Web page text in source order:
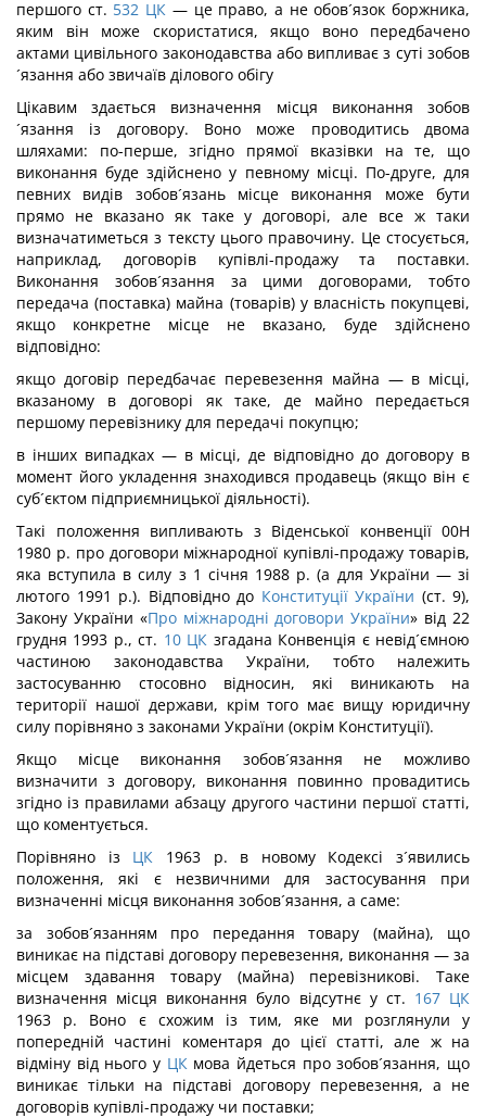
першого ст. 532 ЦК — це право, а не обов´язок боржника,
яким він може скористатися, якщо воно передбачено
актами цивільного законодавства або випливає з суті зобов
´язання або звичаїв ділового обігу
Цікавим здається визначення місця виконання зобов
´язання із договору. Воно може проводитись двома
шляхами: по-перше, згідно прямої вказівки на те, що
виконання буде здійснено у певному місці. По-друге, для
певних видів зобов´язань місце виконання може бути
прямо не вказано як таке у договорі, але все ж таки
визначатиметься з тексту цього правочину. Це стосується,
наприклад, договорів купівлі-продажу та поставки.
Виконання зобов´язання за цими договорами, тобто
передача (поставка) майна (товарів) у власність покупцеві,
якщо конкретне місце не вказано, буде здійснено
відповідно:
якщо договір передбачає перевезення майна — в місці,
вказаному в договорі як таке, де майно передається
першому перевізнику для передачі покупцю;
в інших випадках — в місці, де відповідно до договору в
момент його укладення знаходився продавець (якщо він є
суб´єктом підприємницької діяльності).
Такі положення випливають з Віденської конвенції 00Н
1980 р. про договори міжнародної купівлі-продажу товарів,
яка вступила в силу з 1 січня 1988 р. (а для України — зі
лютого 1991 р.). Відповідно до Конституції України (ст. 9),
Закону України «Про міжнародні договори України» від 22
грудня 1993 р., ст. 10 ЦК згадана Конвенція є невід´ємною
частиною законодавства України, тобто належить
застосуванню стосовно відносин, які виникають на
території нашої держави, крім того має вищу юридичну
силу порівняно з законами України (окрім Конституції).
Якщо місце виконання зобов´язання не можливо
визначити з договору, виконання повинно провадитись
згідно із правилами абзацу другого частини першої статті,
що коментується.
Порівняно із ЦК 1963 р. в новому Кодексі з´явились
положення, які є незвичними для застосування при
визначенні місця виконання зобов´язання, а саме:
за зобов´язанням про передання товару (майна), що
виникає на підставі договору перевезення, виконання — за
місцем здавання товару (майна) перевізникові. Таке
визначення місця виконання було відсутнє у ст. 167 ЦК
1963 р. Воно є схожим із тим, яке ми розглянули у
попередній частині коментаря до цієї статті, але ж на
відміну від нього у ЦКмова йдеться про зобов´язання, що
виникає тільки на підставі договору перевезення, а не
договорів купівлі-продажу чи поставки;